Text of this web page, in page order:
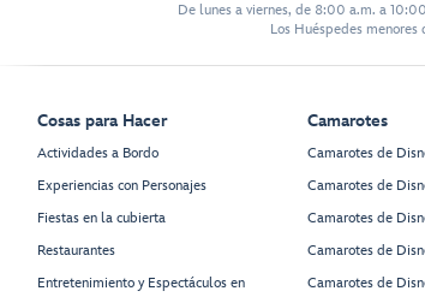
De lunes a viernes, de 8:00 a.m. a
Los Huéspedes
Cosas para Hacer
Actividades a Bordo
Experiencias con Personajes
Fiestas en la cubierta
Restaurantes
Entretenimiento y Espectáculos en
Camarotes
Camarotes de
Camarotes de
Camarotes de
Camarotes de
Camarotes de